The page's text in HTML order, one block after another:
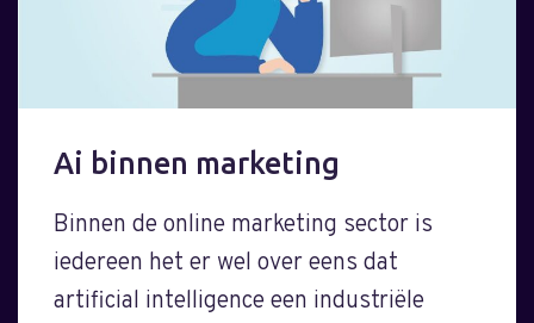
Ai binnen marketing
Binnen de online marketing sector is
iedereen het er wel over eens dat
artificial intelligence een industriële